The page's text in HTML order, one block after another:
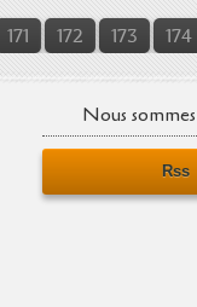
171 172 173 174
Nous
Rss